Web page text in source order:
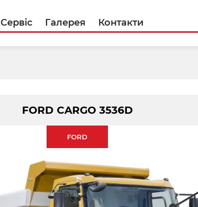
Сервіс Галерея Контакти
FORD CARGO 3536D
FORD